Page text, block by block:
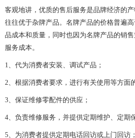
客观地讲，优质的售后服务是品牌经济的
往往优于杂牌产品。名牌产品的价格普遍
品成本和质量，同时也因为名牌产品的销
服务成本。
1、代为消费者安装、调试产品；
2、根据消费者要求，进行有关使用等方面
3、保证维修零配件的供应；
4、负责维修服务，并提供定期维护、定期
5、为消费者提供定期电话回访或上门回访；